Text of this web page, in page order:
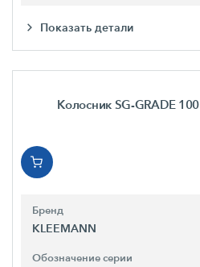
Показать детали
Колосник SG-GRADE 100
Бренд
KLEEMANN
Обозначение серии